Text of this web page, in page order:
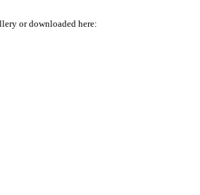
or downloaded here: